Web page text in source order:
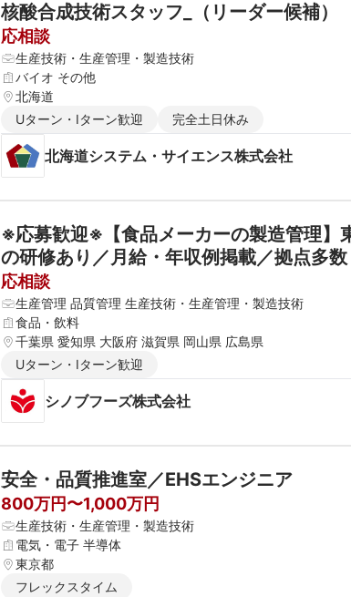
核酸合成技術スタッフ_（リーダー候補）
応相談
生産技術・生産管理・製造技術
バイオ その他
北海道
Uターン・Iターン歓迎
完全土日休み
北海道システム・サイエンス株式会社
※応募歓迎※【食品メーカーの製造管理
の研修あり／月給・年収例掲載／拠点多数
応相談
生産管理 品質管理 生産技術・生産管理・製造技術
食品・飲料
千葉県 愛知県 大阪府 滋賀県 岡山県 広島県
Uターン・Iターン歓迎
シノブフーズ株式会社
安全・品質推進室／EHSエンジニア
800万円〜1,000万円
生産技術・生産管理・製造技術
電気・電子 半導体
東京都
フレックスタイム